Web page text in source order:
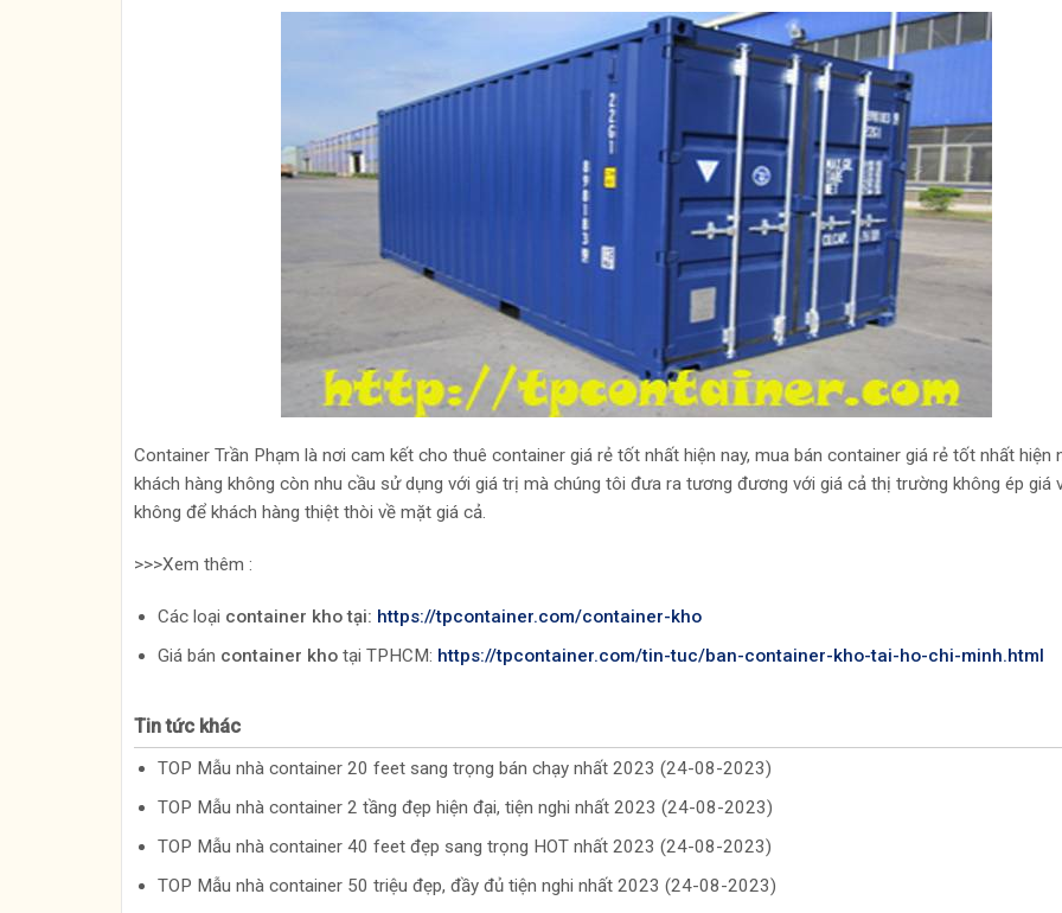
Container Trần Phạm là nơi cam kết cho thuê container giá rẻ tốt nhất hiện nay, mua bán container giá rẻ tốt nhất hiện
khách hàng không còn nhu cầu sử dụng với giá trị mà chúng tôi đưa ra tương đương với giá cả thị trường không ép giá
không để khách hàng thiệt thòi về mặt giá cả.
>>>Xem thêm :
Các loại container kho tại: https://tpcontainer.com/container-kho
Giá bán container kho tại TPHCM: https://tpcontainer.com/tin-tuc/ban-container-kho-tai-ho-chi-minh.html
Tin tức khác
TOP Mẫu nhà container 20 feet sang trọng bán chạy nhất 2023 (24-08-2023)
TOP Mẫu nhà container 2 tầng đẹp hiện đại, tiện nghi nhất 2023 (24-08-2023)
TOP Mẫu nhà container 40 feet đẹp sang trọng HOT nhất 2023 (24-08-2023)
TOP Mẫu nhà container 50 triệu đẹp, đầy đủ tiện nghi nhất 2023 (24-08-2023)